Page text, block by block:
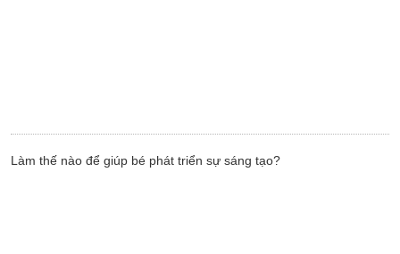
Làm thế nào để giúp bé phát triển sự sáng tạo?